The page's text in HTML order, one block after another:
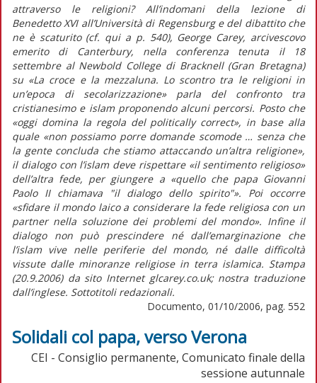
attraverso le religioni? All’indomani della lezione di
Benedetto XVI all’Università di Regensburg e del dibattito che
ne è scaturito (cf. qui a p. 540), George Carey, arcivescovo
emerito di Canterbury, nella conferenza tenuta il 18
settembre al Newbold College di Bracknell (Gran Bretagna)
su «La croce e la mezzaluna. Lo scontro tra le religioni in
un’epoca di secolarizzazione» parla del confronto tra
cristianesimo e islam proponendo alcuni percorsi. Posto che
«oggi domina la regola del politically correct», in base alla
quale «non possiamo porre domande scomode … senza che
la gente concluda che stiamo attaccando un’altra religione»,
il dialogo con l’islam deve rispettare «il sentimento religioso»
dell’altra fede, per giungere a «quello che papa Giovanni
Paolo II chiamava "il dialogo dello spirito"». Poi occorre
«sfidare il mondo laico a considerare la fede religiosa con un
partner nella soluzione dei problemi del mondo». Infine il
dialogo non può prescindere né dall’emarginazione che
l’islam vive nelle periferie del mondo, né dalle difficoltà
vissute dalle minoranze religiose in terra islamica. Stampa
(20.9.2006) da sito Internet glcarey.co.uk; nostra traduzione
dall’inglese. Sottotitoli redazionali.
Documento, 01/10/2006, pag. 552
Solidali col papa, verso Verona
CEI - Consiglio permanente, Comunicato finale della
sessione autunnale